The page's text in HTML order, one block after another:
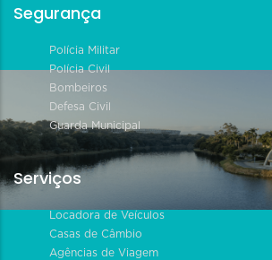
Segurança
Polícia Militar
Polícia Civil
Bombeiros
Defesa Civil
Guarda Municipal
Serviços
Locadora de Veículos
Casas de Câmbio
Agências de Viagem